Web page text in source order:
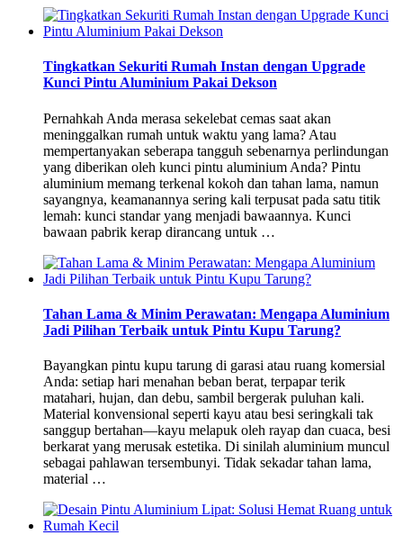
Tingkatkan Sekuriti Rumah Instan dengan Upgrade
Kunci Pintu Aluminium Pakai Dekson
Pernahkah Anda merasa sekelebat cemas saat akan
meninggalkan rumah untuk waktu yang lama? Atau
mempertanyakan seberapa tangguh sebenarnya perlindungan
yang diberikan oleh kunci pintu aluminium Anda? Pintu
aluminium memang terkenal kokoh dan tahan lama, namun
sayangnya, keamanannya sering kali terpusat pada satu titik
lemah: kunci standar yang menjadi bawaannya. Kunci
bawaan pabrik kerap dirancang untuk …
Tahan Lama & Minim Perawatan: Mengapa Aluminium
Jadi Pilihan Terbaik untuk Pintu Kupu Tarung?
Bayangkan pintu kupu tarung di garasi atau ruang komersial
Anda: setiap hari menahan beban berat, terpapar terik
matahari, hujan, dan debu, sambil bergerak puluhan kali.
Material konvensional seperti kayu atau besi seringkali tak
sanggup bertahan—kayu melapuk oleh rayap dan cuaca, besi
berkarat yang merusak estetika. Di sinilah aluminium muncul
sebagai pahlawan tersembunyi. Tidak sekadar tahan lama,
material …